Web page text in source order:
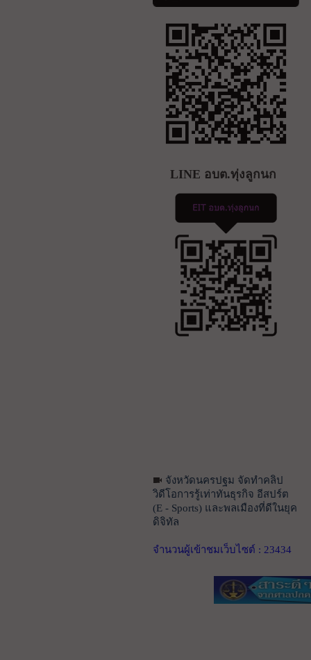
LINE อบต.ทุ่งลูกนก
จังหวัดนครปฐม จัดทำคลิป
วิดีโอการรู้เท่าทันธุรกิจ อีสปร์ต
(E - Sports) และพลเมืองที่ดีในยุค
ดิจิทัล
จำนวนผู้เข้าชมเว็บไซต์ : 23434